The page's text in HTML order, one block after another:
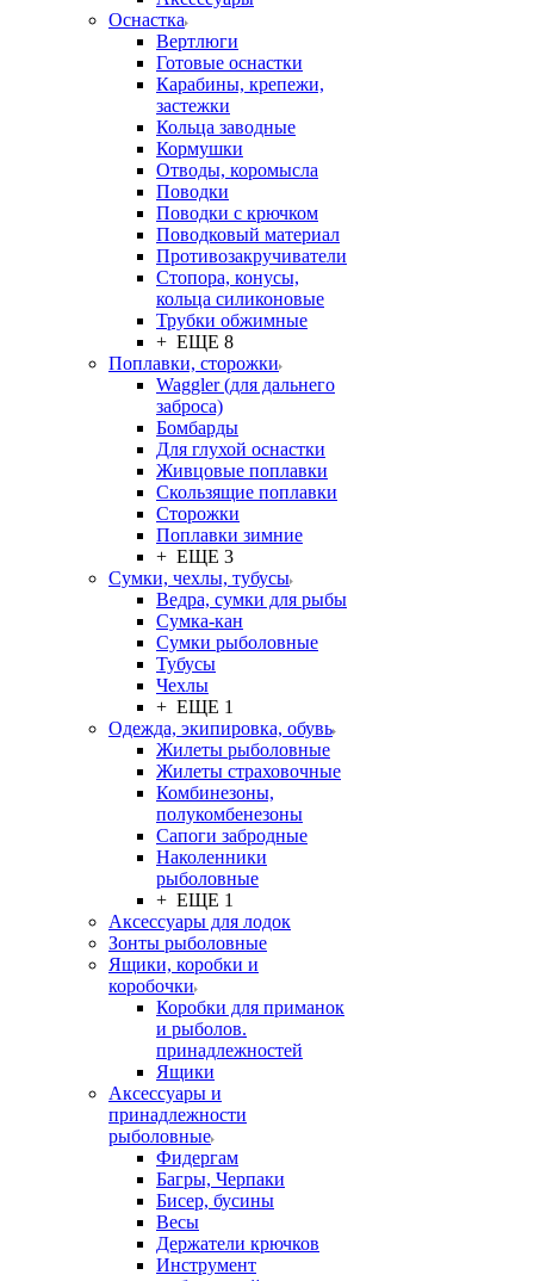
Оснастка
Вертлюги
Готовые оснастки
Карабины, крепежи,
застежки
Кольца заводные
Кормушки
Отводы, коромысла
Поводки
Поводки с крючком
Поводковый материал
Противозакручиватели
Стопора, конусы,
кольца силиконовые
Трубки обжимные
+ ЕЩЕ 8
Поплавки, сторожки
Waggler (для дальнего
заброса)
Бомбарды
Для глухой оснастки
Живцовые поплавки
Скользящие поплавки
Сторожки
Поплавки зимние
+ ЕЩЕ 3
Сумки, чехлы, тубусы
Ведра, сумки для рыбы
Сумка-кан
Сумки рыболовные
Тубусы
Чехлы
+ ЕЩЕ 1
Одежда, экипировка, обувь
Жилеты рыболовные
Жилеты страховочные
Комбинезоны,
полукомбенезоны
Сапоги забродные
Наколенники
рыболовные
+ ЕЩЕ 1
Аксессуары для лодок
Зонты рыболовные
Ящики, коробки и
коробочки
Коробки для приманок
и рыболов.
принадлежностей
Ящики
Аксессуары и
принадлежности
рыболовные
Фидергам
Багры, Черпаки
Бисер, бусины
Весы
Держатели крючков
Инструмент